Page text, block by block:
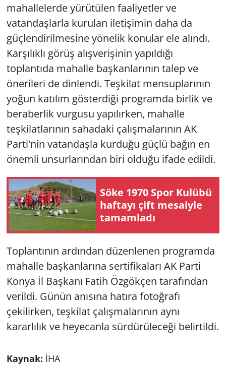
mahallelerde yürütülen faaliyetler ve
vatandaşlarla kurulan iletişimin daha da
güçlendirilmesine yönelik konular ele alındı.
Karşılıklı görüş alışverişinin yapıldığı
toplantıda mahalle başkanlarının talep ve
önerileri de dinlendi. Teşkilat mensuplarının
yoğun katılım gösterdiği programda birlik ve
beraberlik vurgusu yapılırken, mahalle
teşkilatlarının sahadaki çalışmalarının AK
Parti'nin vatandaşla kurduğu güçlü bağın en
önemli unsurlarından biri olduğu ifade edildi.
Söke 1970 Spor Kulübü
haftayı çift mesaiyle
tamamladı
Toplantının ardından düzenlenen programda
mahalle başkanlarına sertifikaları AK Parti
Konya İl Başkanı Fatih Özgökçen tarafından
verildi. Günün anısına hatıra fotoğrafı
çekilirken, teşkilat çalışmalarının aynı
kararlılık ve heyecanla sürdürüleceği belirtildi.
Kaynak: İHA